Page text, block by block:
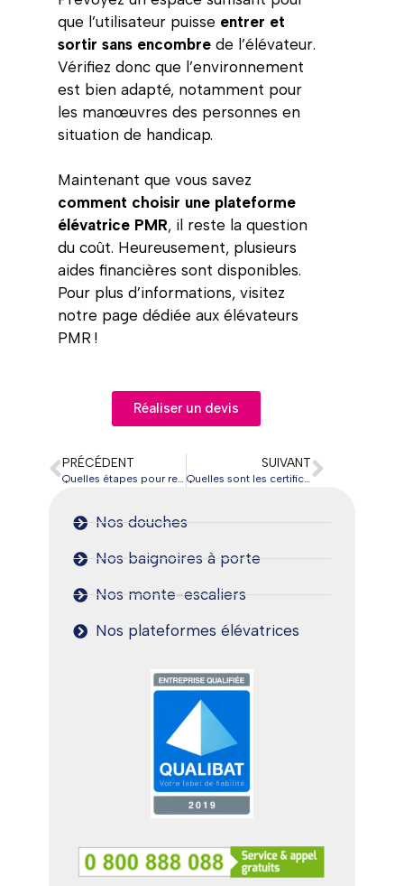
que l’utilisateur puisse entrer et
sortir sans encombrede l’élévateur.
Vérifiez donc que l’environnement
est bien adapté, notamment pour
les manœuvres des personnes en
situation de handicap.
Maintenant que vous savez
comment choisir une plateforme
élévatrice PMR, il reste la question
du coût. Heureusement, plusieurs
aides financières sont disponibles.
Pour plus d’informations, visitez
notre page dédiée aux élévateurs
PMR !
Réaliser un devis
PRÉCÉDENT
Quelles étapes pour rendre une salle de bain accessible PMR ?
SUIVANT
Nos douches
Nos baignoires à porte
Nos monte-escaliers
Nos plateformes élévatrices